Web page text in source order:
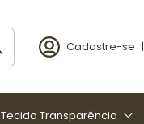
Cadastre-se |
Tecido Transparência